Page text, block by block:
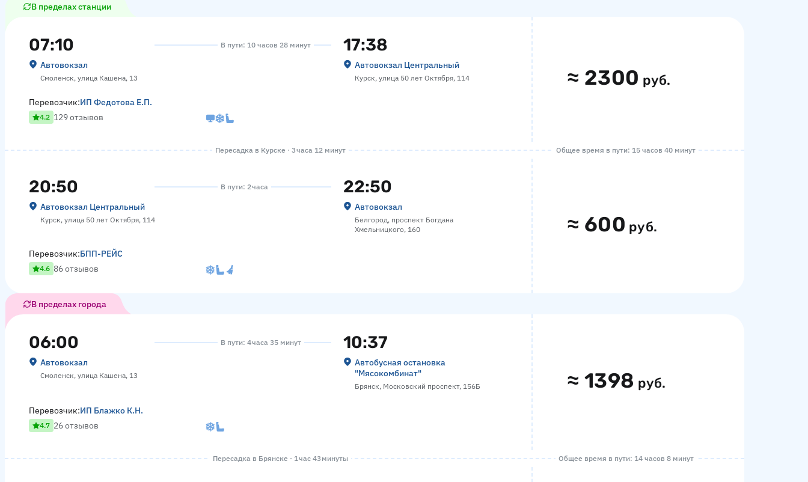
В пределах станции
07:10
Автовокзал
Смоленск, улица Кашена, 13
В пути: 10 часов 28 минут 17:38
Автовокзал Центральный
Курск, улица 50 лет Октября, 114 ≈ 2300 руб.
Перевозчик:ИП Федотова Е.П.
4.2 129 отзывов
Пересадка в Курске · 3 часа 12 минут Общее время в пути: 15 часов 40 минут
20:50
Автовокзал Центральный
Курск, улица 50 лет Октября, 114
В пути: 2 часа 22:50
Автовокзал
Белгород, проспект Богдана
Хмельницкого, 160
≈ 600 руб.
Перевозчик:БПП-РЕЙС
4.6 86 отзывов
В пределах города
06:00
Автовокзал
Смоленск, улица Кашена, 13
В пути: 4 часа 35 минут 10:37
Автобусная остановка
"Мясокомбинат"
Брянск, Московский проспект, 156Б ≈1398 руб.
Перевозчик:ИП Блажко К.Н.
4.7 26 отзывов
Пересадка в Брянске · 1 час 43 минуты Общее время в пути: 14 часов 8 минут